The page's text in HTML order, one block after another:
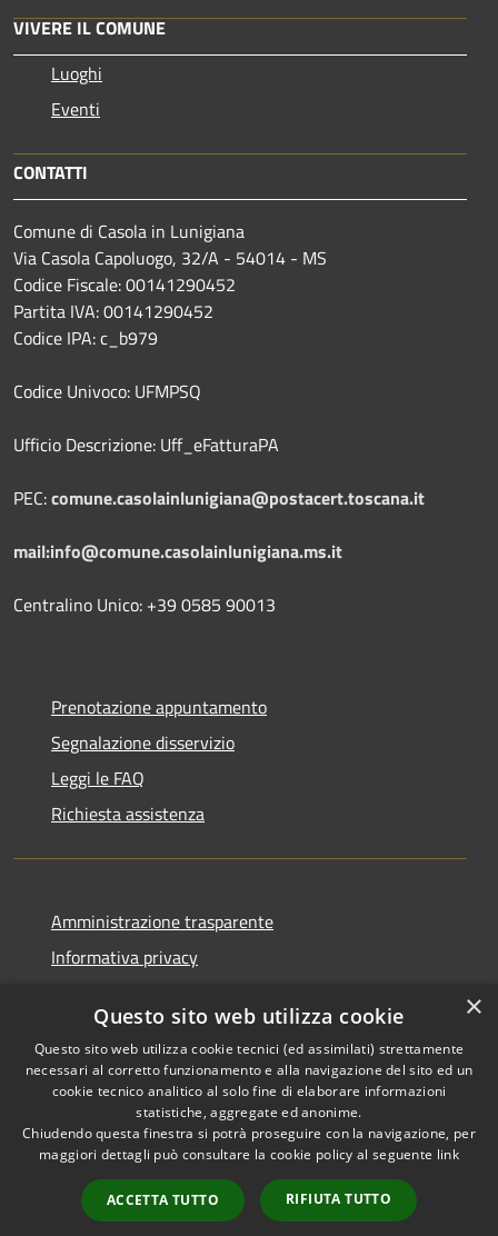
VIVERE IL COMUNE
Luoghi
Eventi
CONTATTI
Comune di Casola in Lunigiana
Via Casola Capoluogo, 32/A - 54014 - MS
Codice Fiscale: 00141290452
Partita IVA: 00141290452
Codice IPA: c_b979
Codice Univoco: UFMPSQ
Ufficio Descrizione: Uff_eFatturaPA
PEC:comune.casolainlunigiana@postacert.toscana.it
mail:info@comune.casolainlunigiana.ms.it
Centralino Unico: +39 0585 90013
Prenotazione appuntamento
Segnalazione disservizio
Leggi le FAQ
Richiesta assistenza
Amministrazione trasparente
Informativa privacy
Dichiarazione di accessibilità
RSS
Accessibilità
Copyright © 2026 • Comune di
Casola in Lunigiana • Powered
byMunicipium
Accesso
redazione
×
Questo sito web utilizza cookie
Questo sito web utilizza cookie tecnici (ed assimilati) strettamente
necessari al corretto funzionamento e alla navigazione del sito ed un
cookie tecnico analitico al solo fine di elaborare informazioni
statistiche, aggregate ed anonime.
Chiudendo questa finestra si potrà proseguire con la navigazione, per
maggiori dettagli può consultare la cookie policy al seguente link
ACCETTA TUTTO RIFIUTA TUTTO